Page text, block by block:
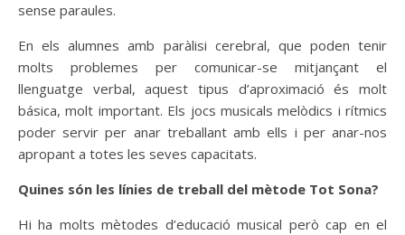
sense paraules.
En els alumnes amb paràlisi cerebral, que poden tenir
molts problemes per comunicar-se mitjançant el
llenguatge verbal, aquest tipus d’aproximació és molt
básica, molt important. Els jocs musicals melòdics i rítmics
poder servir per anar treballant amb ells i per anar-nos
apropant a totes les seves capacitats.
Quines són les línies de treball del mètode Tot Sona?
Hi ha molts mètodes d’educació musical però cap en el